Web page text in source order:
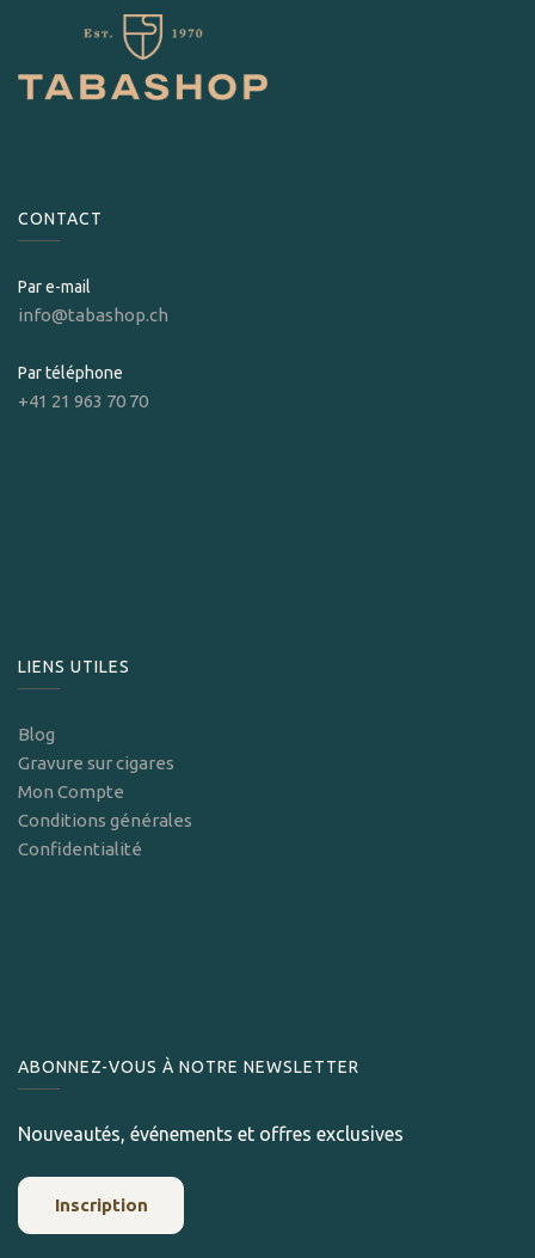
CONTACT
Par e-mail
info@tabashop.ch
Par téléphone
+41 21 963 70 70
LIENS UTILES
Blog
Gravure sur cigares
Mon Compte
Conditions générales
Confidentialité
ABONNEZ-VOUS À NOTRE NEWSLETTER
Nouveautés, événements et offres exclusives
Inscription